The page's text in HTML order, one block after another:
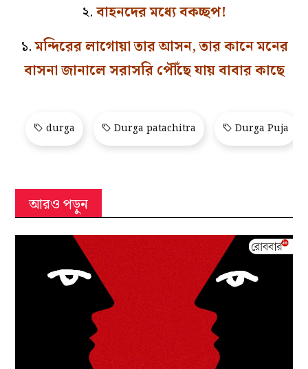
২.বাহনদের মধ্যে বকচ্ছপ!
১.মন্দিরের লাগোয়া তার আসন, তার কানে মনের
বাসনা জানালে সরাসরি পৌঁছে যায় বাবার কাছে
durga Durga patachitra Durga Puja
আরও পড়ুন